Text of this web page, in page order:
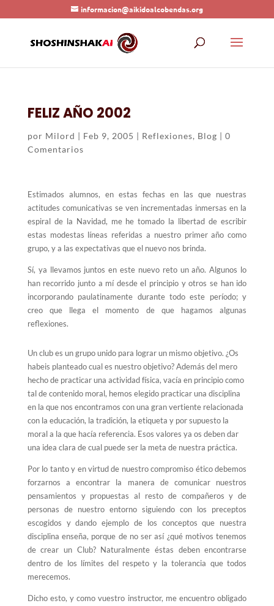
informacion@aikidoalcobendas.org
FELIZ AÑO 2002
por Milord | Feb 9, 2005 | Reflexiones, Blog | 0
Comentarios
Estimados alumnos, en estas fechas en las que nuestras
actitudes comunicativas se ven incrementadas inmersas en la
espiral de la Navidad, me he tomado la libertad de escribir
estas modestas líneas referidas a nuestro primer año como
grupo, y a las expectativas que el nuevo nos brinda.
Sí, ya llevamos juntos en este nuevo reto un año. Algunos lo
han recorrido junto a mí desde el principio y otros se han ido
incorporando paulatinamente durante todo este período; y
creo que llega el momento de que hagamos algunas
reflexiones.
Un club es un grupo unido para lograr un mismo objetivo. ¿Os
habeis planteado cual es nuestro objetivo? Además del mero
hecho de practicar una actividad física, vacía en principio como
tal de contenido moral, hemos elegido practicar una disciplina
en la que nos encontramos con una gran vertiente relacionada
con la educación, la tradición, la etiqueta y por supuesto la
moral a la que hacía referencia. Esos valores ya os deben dar
una idea clara de cual puede ser la meta de nuestra práctica.
Por lo tanto y en virtud de nuestro compromiso ético debemos
forzarnos a encontrar la manera de comunicar nuestros
pensamientos y propuestas al resto de compañeros y de
personas de nuestro entorno siguiendo con los preceptos
escogidos y dando ejemplo de los conceptos que nuestra
disciplina enseña, porque de no ser así ¿qué motivos tenemos
de crear un Club? Naturalmente éstas deben encontrarse
dentro de los límites del respeto y la tolerancia que todos
merecemos.
Dicho esto, y como vuestro instructor, me encuentro obligado